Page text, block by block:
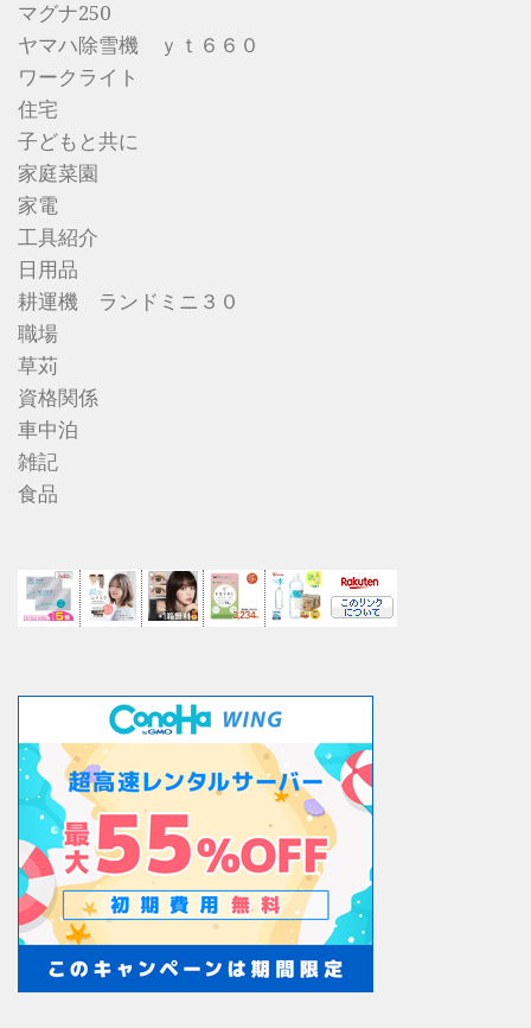
マグナ250
ヤマハ除雪機 ｙｔ６６０
ワークライト
住宅
子どもと共に
家庭菜園
家電
工具紹介
日用品
耕運機 ランドミニ３０
職場
草苅
資格関係
車中泊
雑記
食品